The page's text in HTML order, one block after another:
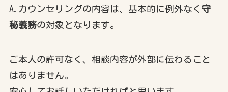
A.カウンセリングの内容は、基本的に例外なく 守
秘義務の対象となります。
ご本人の許可なく、相談内容が外部に伝わること
はありません。